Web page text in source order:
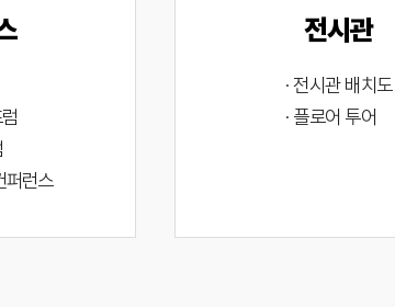
퍼런스
전시관
· 전시관 배치도
· 플로어 투어